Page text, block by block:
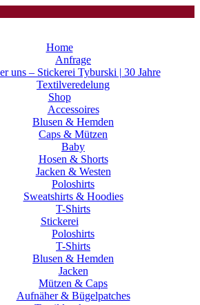
Home
Anfrage
uns – Stickerei Tyburski | 30 Jahre
Textilveredelung
Shop
Accessoires
Blusen & Hemden
Caps & Mützen
Baby
Hosen & Shorts
Jacken & Westen
Poloshirts
Sweatshirts & Hoodies
T-Shirts
Stickerei
Poloshirts
T-Shirts
Blusen & Hemden
Jacken
Mützen & Caps
Aufnäher & Bügelpatches